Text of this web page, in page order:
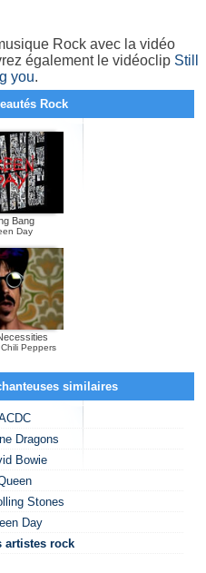
Rock avec la vidéo
également le vidéoclip Still
you.
Rock
Bang
Day
Peppers
similaires
Dragons
Bowie
Stones
Day
artistes rock